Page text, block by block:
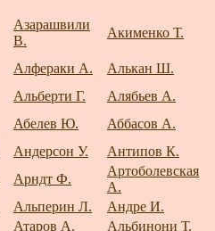
Азарашвили
В.
Акименко Т.
Алфераки А.
Алькан Ш.
Альберти Г.
Алябьев А.
Абелев Ю.
Аббасов А.
Андерсон У.
Антипов К.
Арндт Ф.
Артоболевская
А.
Альперин Л.
Андре И.
Атаров А.
Альбинони Т.